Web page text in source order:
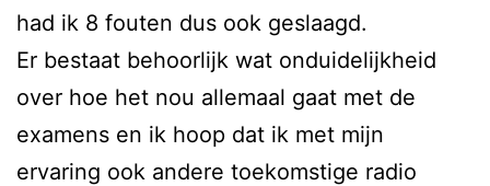
had ik 8 fouten dus ook geslaagd.
Er bestaat behoorlijk wat onduidelijkheid
over hoe het nou allemaal gaat met de
examens en ik hoop dat ik met mijn
ervaring ook andere toekomstige radio